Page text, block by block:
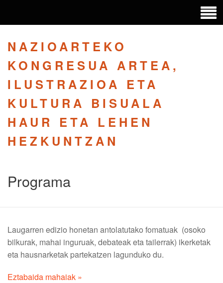
NAZIOARTEKO
KONGRESUA ARTEA,
ILUSTRAZIOA ETA
KULTURA BISUALA
HAUR ETA LEHEN
HEZKUNTZAN
Programa
Laugarren edizio honetan antolatutako fomatuak (osoko
bilkurak, mahai inguruak, debateak eta tailerrak) ikerketak
eta hausnarketak partekatzen lagunduko du.
Eztabaida mahaiak »